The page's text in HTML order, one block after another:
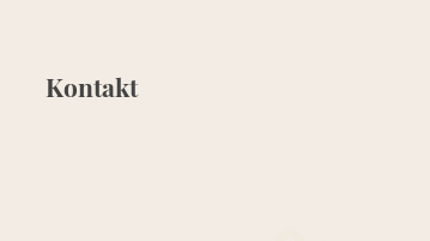
Kontakt